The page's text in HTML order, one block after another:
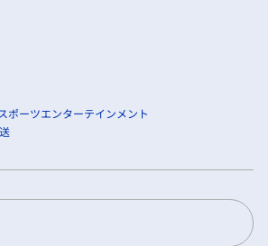
ポーツエンターテインメント